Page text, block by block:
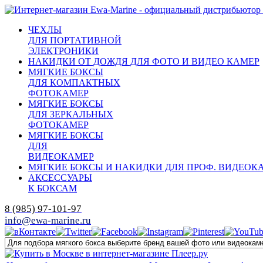
ЧЕХЛЫ
ДЛЯ ПОРТАТИВНОЙ
ЭЛЕКТРОНИКИ
НАКИДКИ ОТ ДОЖДЯ ДЛЯ ФОТО И ВИДЕО КАМЕР
МЯГКИЕ БОКСЫ
ДЛЯ КОМПАКТНЫХ
ФОТОКАМЕР
МЯГКИЕ БОКСЫ
ДЛЯ ЗЕРКАЛЬНЫХ
ФОТОКАМЕР
МЯГКИЕ БОКСЫ
ДЛЯ
ВИДЕОКАМЕР
МЯГКИЕ БОКСЫ И НАКИДКИ ДЛЯ ПРОФ.
АКСЕССУАРЫ
К БОКСАМ
8 (985) 97-101-97
info@ewa-marine.ru